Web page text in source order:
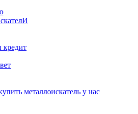
кредит
металлоискатель у нас